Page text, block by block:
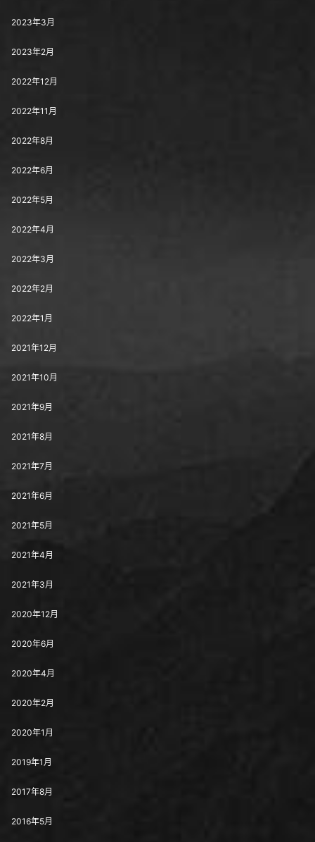
2023年3月
2023年2月
2022年12月
2022年11月
2022年8月
2022年6月
2022年5月
2022年4月
2022年3月
2022年2月
2022年1月
2021年12月
2021年10月
2021年9月
2021年8月
2021年7月
2021年6月
2021年5月
2021年4月
2021年3月
2020年12月
2020年6月
2020年4月
2020年2月
2020年1月
2019年1月
2017年8月
2016年5月